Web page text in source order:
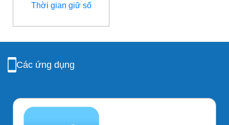
Thời gian giữ số
Các ứng dụng